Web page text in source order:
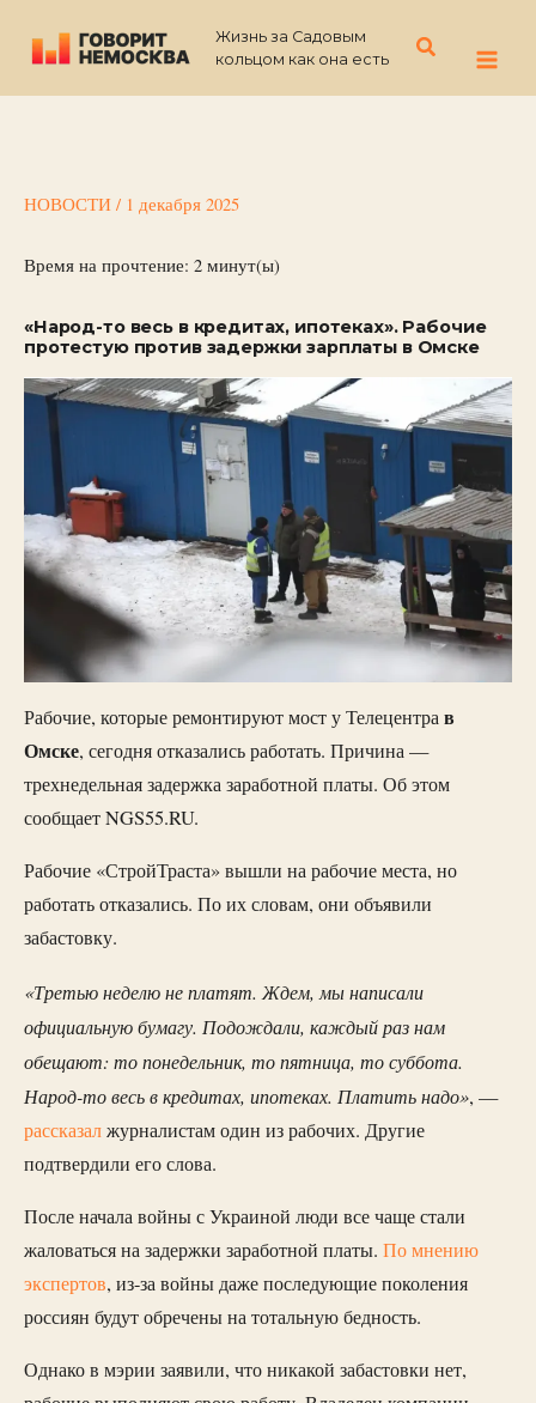
содержимому
Жизнь за Садовым
кольцом как она есть
Поиск
НОВОСТИ / 1 декабря 2025
Время на прочтение: 2 минут(ы)
«Народ-то весь в кредитах, ипотеках». Рабочие
протестую против задержки зарплаты в Омске
Рабочие, которые ремонтируют мост у Телецентрав
Омске, сегодня отказались работать. Причина —
трехнедельная задержка заработной платы. Об этом
сообщает NGS55.RU.
Рабочие «СтройТраста» вышли на рабочие места, но
работать отказались. По их словам, они объявили
забастовку.
«Третью неделю не платят. Ждем, мы написали
официальную бумагу. Подождали, каждый раз нам
обещают: то понедельник, то пятница, то суббота.
Народ-то весь в кредитах, ипотеках. Платить надо», —
рассказалжурналистам один из рабочих. Другие
подтвердили его слова.
После начала войны с Украиной люди все чаще стали
жаловаться на задержки заработной платы. По мнению
экспертов, из-за войны даже последующие поколения
россиян будут обречены на тотальную бедность.
Однако в мэрии заявили, что никакой забастовки нет,